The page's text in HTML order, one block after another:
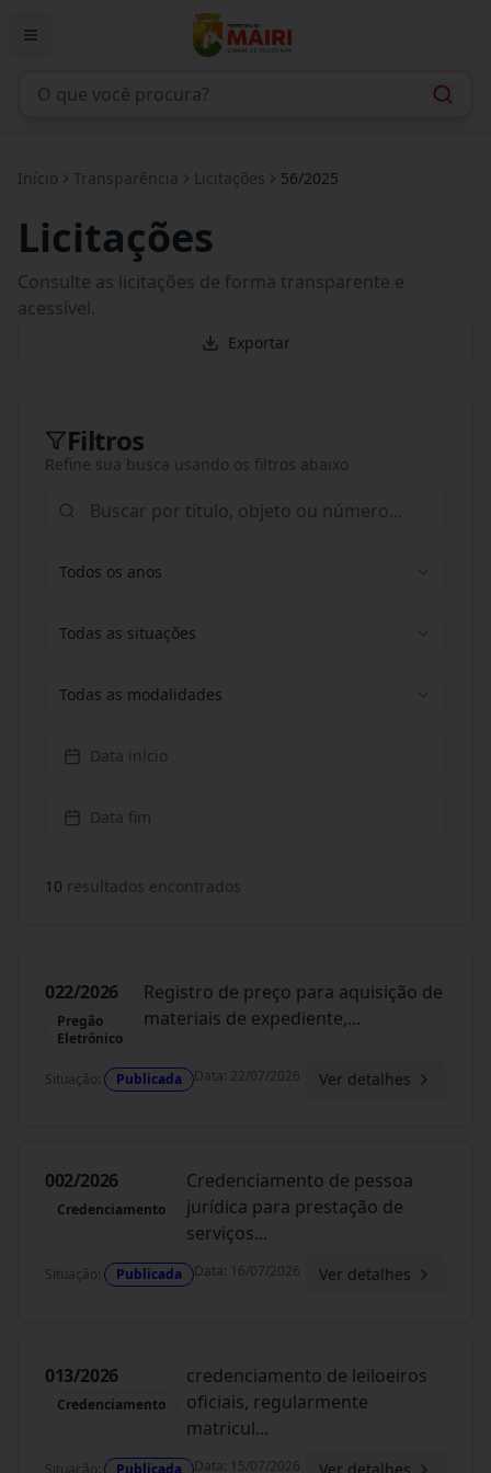
Início Transparência Licitações 56/2025
Licitações
Consulte as licitações de forma transparente e
acessível.
Exportar
Filtros
Refine sua busca usando os filtros abaixo
Todos os anos
Todas as situações
Todas as modalidades
Data início
Data fim
10 resultados encontrados
022/2026
Pregão
Eletrônico
Registro de preço para aquisição de
materiais de expediente,...
Situação: Publicada Data: 22/07/2026 Ver detalhes
002/2026
Credenciamento
Credenciamento de pessoa
jurídica para prestação de
serviços...
Situação: Publicada Data: 16/07/2026 Ver detalhes
013/2026
Credenciamento
credenciamento de leiloeiros
oficiais, regularmente
matricul...
Situação: Publicada Data: 15/07/2026